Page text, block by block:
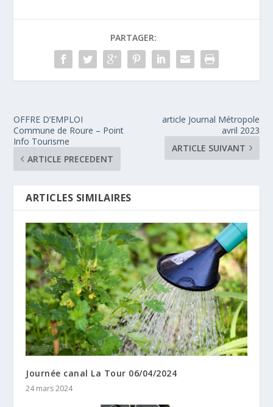
PARTAGER:
OFFRE D’EMPLOI
Commune de Roure – Point
Info Tourisme
ARTICLE PRECEDENT
article Journal Métropole
avril 2023
ARTICLE SUIVANT
ARTICLES SIMILAIRES
Journée canal La Tour 06/04/2024
24 mars 2024